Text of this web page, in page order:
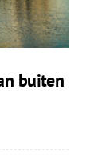
buiten